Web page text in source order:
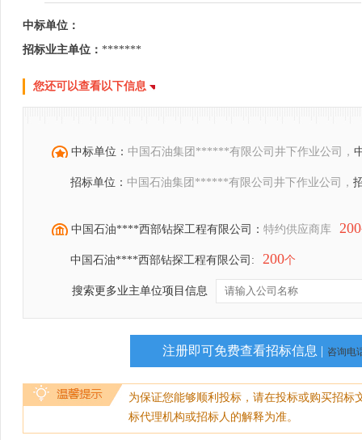
中标单位：
招标业主单位： *******
您还可以查看以下信息
中标单位： 中国石油集团******有限公司井下作业公司，
招标单位： 中国石油集团******有限公司井下作业公司，
中国石油****西部钻探工程有限公司： 特约供应商库 200
中国石油****西部钻探工程有限公司: 200个
搜索更多业主单位项目信息
注册即可免费查看招标信息 | 咨询电
为保证您能够顺利投标，请在投标或购买招
标代理机构或招标人的解释为准。